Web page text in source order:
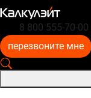
8 800 555-70-00
перезвоните мне